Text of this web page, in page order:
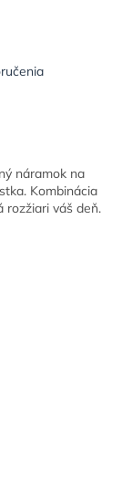
náramok na
Kombinácia
rozžiari váš deň.